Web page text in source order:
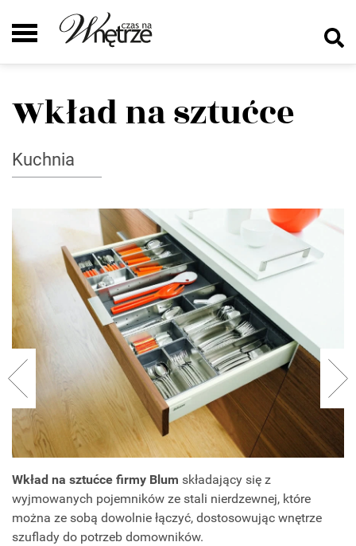
Wkład na sztućce
Kuchnia
Wkład na sztućce firmy Blum składający się z
wyjmowanych pojemników ze stali nierdzewnej, które
można ze sobą dowolnie łączyć, dostosowując wnętrze
szuflady do potrzeb domowników.